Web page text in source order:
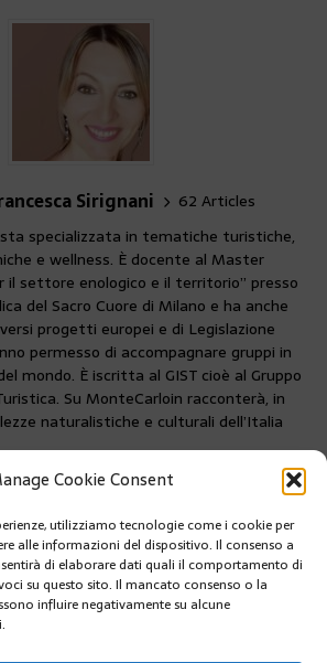
Cookie Consent
utilizziamo tecnologie come i cookie per
alle informazioni del dispositivo. Il consenso a
di elaborare dati quali il comportamento di
su questo sito. Il mancato consenso o la
influire negativamente su alcune
Sirignani
62 Articles
specializzata in tematiche turistiche,
e wellness. È docente al Master
il settore enologico e il territorio” presso
del Sacro Cuore di Milano e ha anche
progetti europei e di Legislazione
permesso di accompagnare gruppi in
mondo. È iscritta al GIST cioè al Gruppo
Su MonteCarloin racconterà, in
naturalistiche e culturali dell’Italia
E I SEGRETI DELL’AMORE…